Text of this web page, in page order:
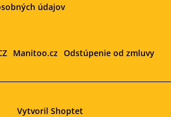
údajov
Manitoo.cz Odstúpenie od zmluvy
Vytvoril Shoptet